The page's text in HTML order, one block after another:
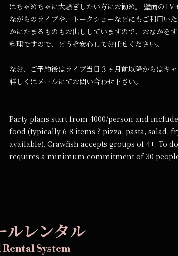
はちゃめちゃに大騒ぎしたい方にお勧め。 壁面の
ながらのライブや、トークショーなどにもご利用い
かにたまるものもお出ししていますので、おなかを
料理ですので、どうぞ安心してお任せください。
なお、ご予約後はライブ当日３ヶ月前以降からはキ
詳しくはメールにてお問い合わせ下さい。
Party plans start from 4000/person and
food (typically 6-8 items ? pizza, pasta, salad,
available). Crawfish accepts groups of 4+. To
requires a minimum commitment of 30
ルレンタル
System